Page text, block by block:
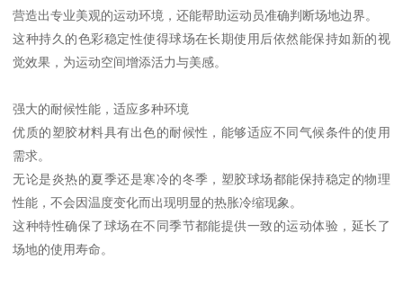
营造出专业美观的运动环境，还能帮助运动员准确判断场地边界。
这种持久的色彩稳定性使得球场在长期使用后依然能保持如新的视
觉效果，为运动空间增添活力与美感。
强大的耐候性能，适应多种环境
优质的塑胶材料具有出色的耐候性，能够适应不同气候条件的使用
需求。
无论是炎热的夏季还是寒冷的冬季，塑胶球场都能保持稳定的物理
性能，不会因温度变化而出现明显的热胀冷缩现象。
这种特性确保了球场在不同季节都能提供一致的运动体验，延长了
场地的使用寿命。